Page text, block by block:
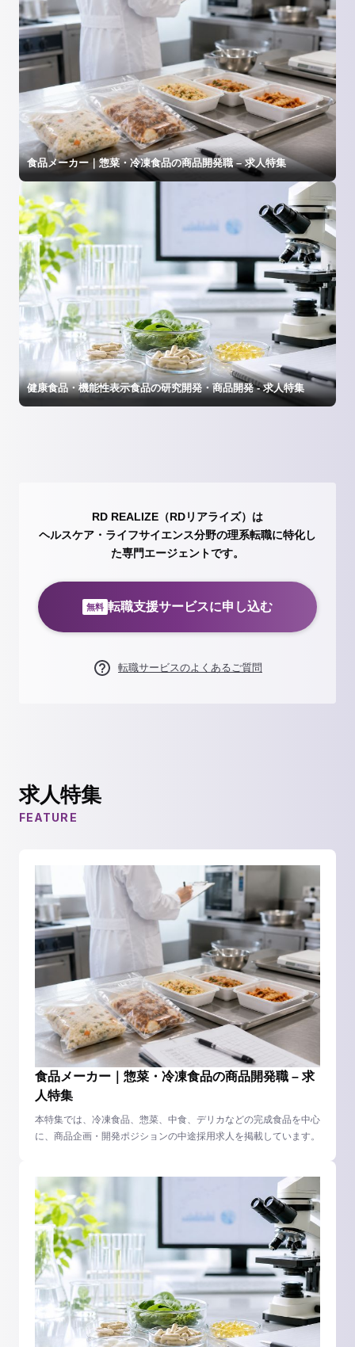
食品メーカー｜惣菜・冷凍食品の商品開発職 – 求人特集
健康食品・機能性表示食品の研究開発・商品開発 - 求人特集
RD REALIZE（RDリアライズ）は
ヘルスケア・ライフサイエンス分野の理系転職に特化し
た専門エージェントです。
無料 転職支援サービスに申し込む
転職サービスのよくあるご質問
求人特集
FEATURE
食品メーカー｜惣菜・冷凍食品の商品開発職 – 求
人特集
本特集では、冷凍食品、惣菜、中食、デリカなどの完成食品を中心
に、商品企画・開発ポジションの中途採用求人を掲載しています。